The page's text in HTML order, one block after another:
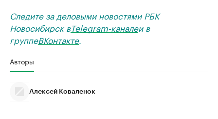
Следите за деловыми новостями РБК
Новосибирск вTelegram-каналеи в
группеВКонтакте.
Авторы
Алексей Коваленок